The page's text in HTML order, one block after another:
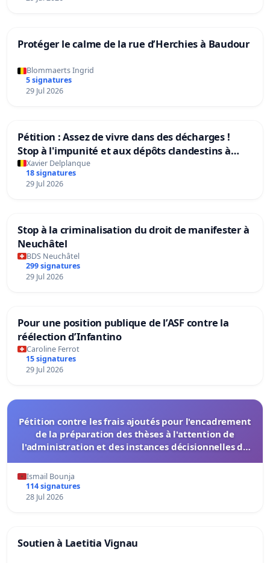
Protéger le calme de la rue d’Herchies à Baudour
Blommaerts Ingrid
5 signatures
29 Jul 2026
Pétition : Assez de vivre dans des décharges !
Stop à l'impunité et aux dépôts clandestins à
Charleroi
Xavier Delplanque
18 signatures
29 Jul 2026
Stop à la criminalisation du droit de manifester à
Neuchâtel
BDS Neuchâtel
299 signatures
29 Jul 2026
Pour une position publique de l’ASF contre la
réélection d’Infantino
Caroline Ferrot
15 signatures
29 Jul 2026
Pétition contre les frais ajoutés pour l'encadrement
de la préparation des thèses à l'attention de
l'administration et des instances décisionnelles de
Ismail Bounja
114 signatures
28 Jul 2026
Soutien à Laetitia Vignau